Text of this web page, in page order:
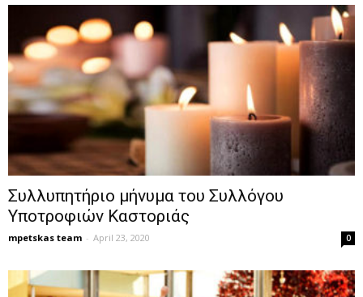
Συλλυπητήριο μήνυμα του Συλλόγου
Υποτροφιών Καστοριάς
mpetskas team - April 23, 2020 0